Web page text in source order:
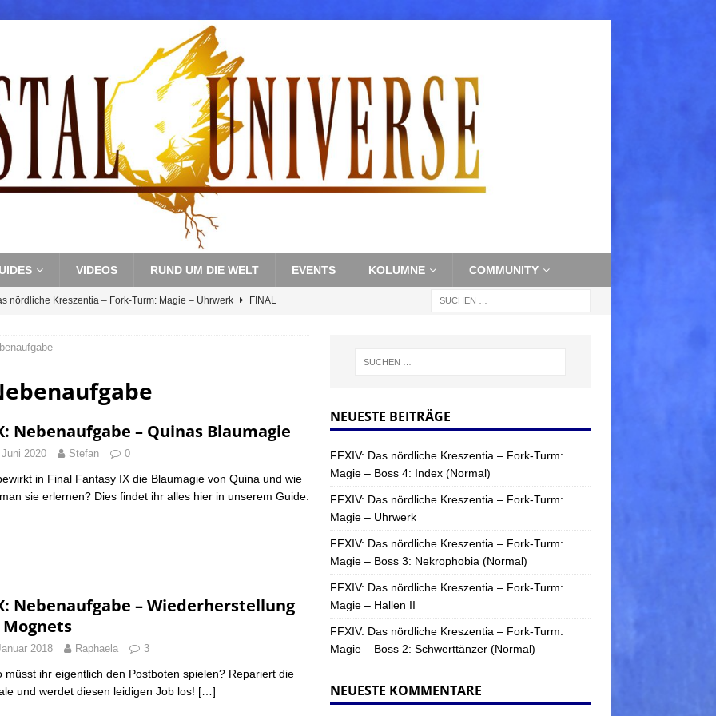
VIDEOS RUND UM DIE WELT EVENTS KOLUMNE COMMUNITY
nördliche Kreszentia – Fork-Turm: Magie – Uhrwerk FINAL
nördliche Kreszentia – Fork-Turm: Magie – Boss 3: Nekrophobia
nördliche Kreszentia – Fork-Turm: Magie – Boss 4: Index (Normal)
Nebenaufgabe – Quinas Blaumagie
2020 Stefan 0
in Final Fantasy IX die Blaumagie von Quina und wie
sie erlernen? Dies findet ihr alles hier in unserem Guide.
Nebenaufgabe – Wiederherstellung
Mognets
2018 Raphaela 3
müsst ihr eigentlich den Postboten spielen? Repariert die
und werdet diesen leidigen Job los! […]
NEUESTE BEITRÄGE
FFXIV: Das nördliche Kreszentia – Fork-Turm:
Magie – Boss 4: Index (Normal)
FFXIV: Das nördliche Kreszentia – Fork-Turm:
Magie – Uhrwerk
FFXIV: Das nördliche Kreszentia – Fork-Turm:
Magie – Boss 3: Nekrophobia (Normal)
FFXIV: Das nördliche Kreszentia – Fork-Turm:
Magie – Hallen II
FFXIV: Das nördliche Kreszentia – Fork-Turm:
Magie – Boss 2: Schwerttänzer (Normal)
NEUESTE KOMMENTARE